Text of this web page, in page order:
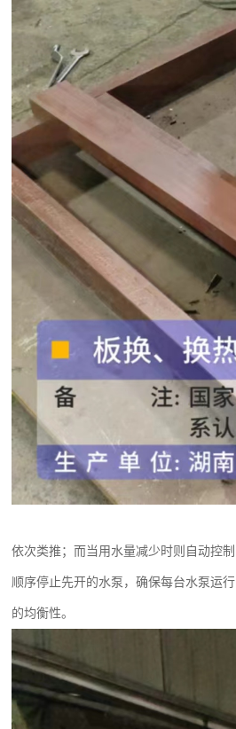
依次类推；而当用水量减少时则自动控制
顺序停止先开的水泵，确保每台水泵运行
的均衡性。